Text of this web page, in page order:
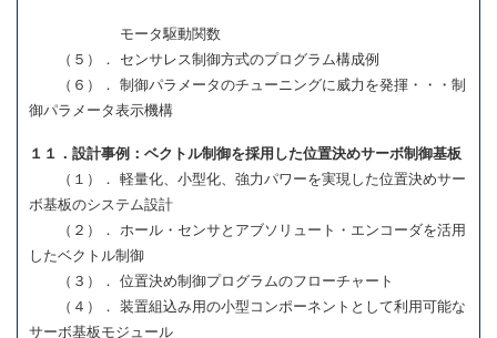
モータ駆動関数
（５）． センサレス制御方式のプログラム構成例
（６）． 制御パラメータのチューニングに威力を発揮・・・制
御パラメータ表示機構
１１．設計事例：ベクトル制御を採用した位置決めサーボ制御基板
（１）． 軽量化、小型化、強力パワーを実現した位置決めサー
ボ基板のシステム設計
（２）． ホール・センサとアブソリュート・エンコーダを活用
したベクトル制御
（３）． 位置決め制御プログラムのフローチャート
（４）． 装置組込み用の小型コンポーネントとして利用可能な
サーボ基板モジュール